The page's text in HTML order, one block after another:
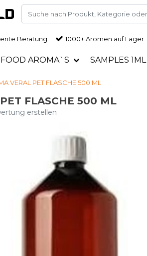
Beratung 1000+ Aromen auf Lager
FOOD AROMA`S SAMPLES 1ML
VERAL PET FLASCHE 500 ML
FLASCHE 500 ML
erstellen